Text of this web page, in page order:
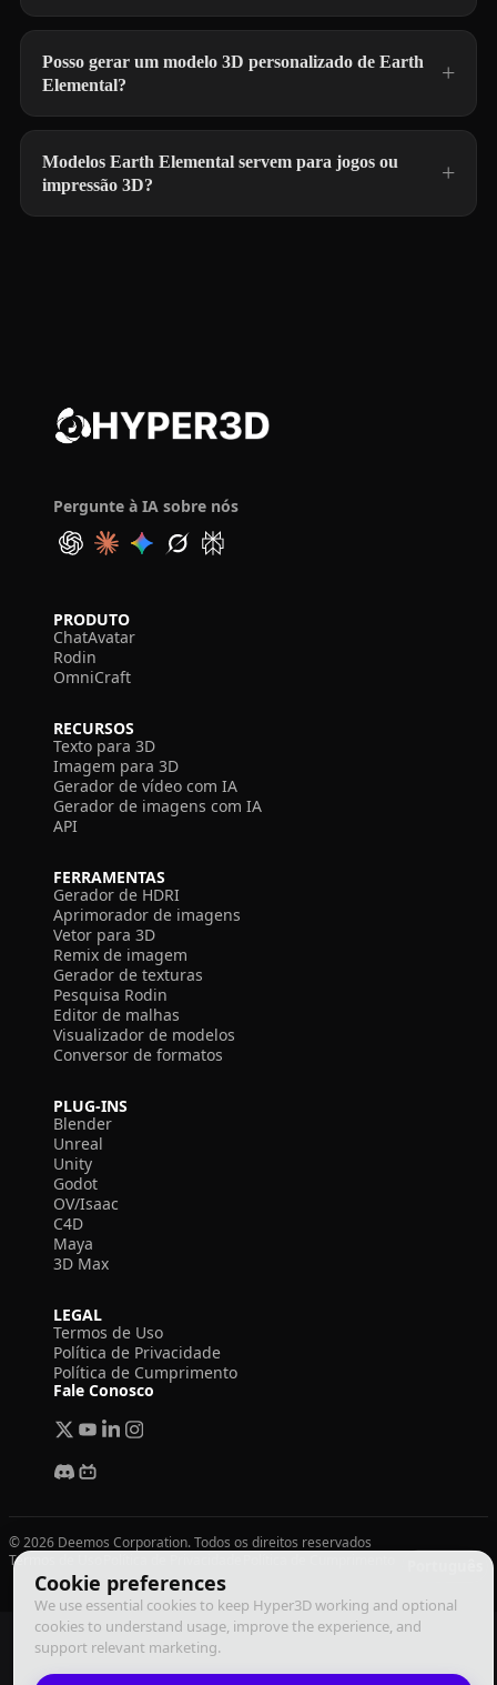
Cookie preferences
We use essential cookies to keep Hyper3D working and optional
cookies to understand usage, improve the experience, and
support relevant marketing.
Posso gerar um modelo 3D personalizado de Earth
Elemental?
Modelos Earth Elemental servem para jogos ou
impressão 3D?
Pergunte à IA sobre nós
PRODUTO
ChatAvatar
Rodin
OmniCraft
RECURSOS
Texto para 3D
Imagem para 3D
Gerador de vídeo com IA
Gerador de imagens com IA
API
FERRAMENTAS
Gerador de HDRI
Aprimorador de imagens
Vetor para 3D
Remix de imagem
Gerador de texturas
Pesquisa Rodin
Editor de malhas
Visualizador de modelos
Conversor de formatos
PLUG-INS
Blender
Unreal
Unity
Godot
OV/Isaac
C4D
Maya
3D Max
LEGAL
Termos de Uso
Política de Privacidade
Política de Cumprimento
Fale Conosco
© 2026 Deemos Corporation. Todos os direitos reservados
Termos de Uso